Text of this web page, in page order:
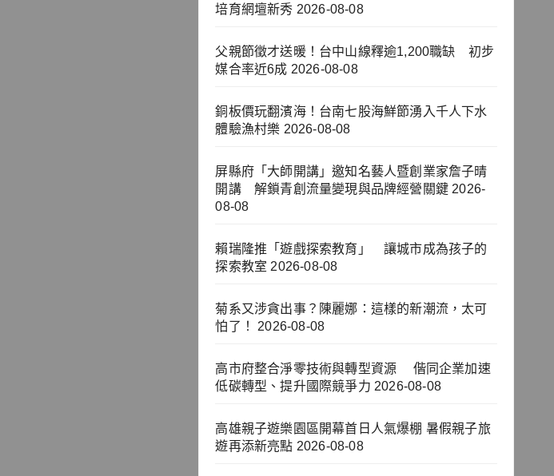
培育網壇新秀 2026-08-08
父親節徵才送暖！台中山線釋逾1,200職缺 初步
媒合率近6成 2026-08-08
銅板價玩翻濱海！台南七股海鮮節湧入千人下水
體驗漁村樂 2026-08-08
屏縣府「大師開講」邀知名藝人暨創業家詹子晴
開講 解鎖青創流量變現與品牌經營關鍵 2026-
08-08
賴瑞隆推「遊戲探索教育」 讓城市成為孩子的
探索教室 2026-08-08
菊系又涉貪出事？陳麗娜：這樣的新潮流，太可
怕了！
2026-08-08
高市府整合淨零技術與轉型資源 偕同企業加速
低碳轉型、提升國際競爭力 2026-08-08
高雄親子遊樂園區開幕首日人氣爆棚 暑假親子旅
遊再添新亮點 2026-08-08